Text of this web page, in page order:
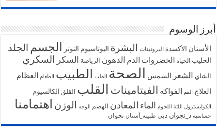
أبرز الوسوم
الأسنان الأكسدة البروتينات البشرة البوتاسيوم التوتر الجسم الجلد
الحليب الحياة الخضروات الدم الدهون الرياضة السكر السكري
الشاي الشعر الشمس الصحة الطب الطبيب الطعام
العظام
العلاج الفم الفواكه الفيتامينات القلب القلق الكالسيوم
الكوليسترول اللثة اللحوم الماء المعادن الهضم الوجه الوزن اهتمامنا
حساسية د_نجوان دبي طبيبة_أسنان نجوان